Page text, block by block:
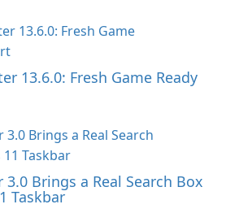
13.6.0: Fresh Game Ready
Brings a Real Search Box
Taskbar